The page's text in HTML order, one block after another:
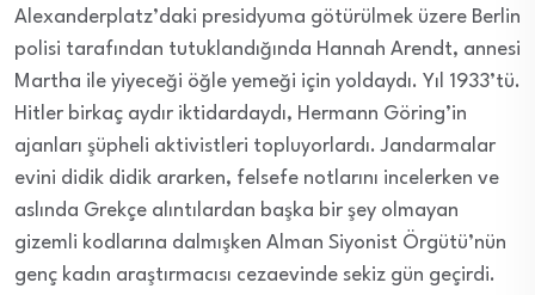
Alexanderplatz’daki presidyuma götürülmek üzere Berlin
polisi tarafından tutuklandığında Hannah Arendt, annesi
Martha ile yiyeceği öğle yemeği için yoldaydı. Yıl 1933’tü.
Hitler birkaç aydır iktidardaydı, Hermann Göring’in
ajanları şüpheli aktivistleri topluyorlardı. Jandarmalar
evini didik didik ararken, felsefe notlarını incelerken ve
aslında Grekçe alıntılardan başka bir şey olmayan
gizemli kodlarına dalmışken Alman Siyonist Örgütü’nün
genç kadın araştırmacısı cezaevinde sekiz gün geçirdi.